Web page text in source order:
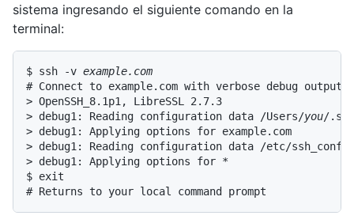
sistema ingresando el siguiente comando en la
terminal:
$ ssh -v example.com
# Connect to example.com with verbose debug output
> OpenSSH_8.1p1, LibreSSL 2.7.3
> debug1: Reading configuration data /Users/you/
> debug1: Applying options for example.com
> debug1: Reading configuration data /etc/ssh_config
> debug1: Applying options for *
$ exit
# Returns to your local command prompt